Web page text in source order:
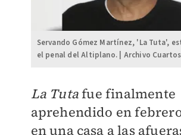
Servando Gómez Martínez, 'La Tuta',
el penal del Altiplano. | Archivo
La Tutafue finalmente
aprehendido en
en una casa a las